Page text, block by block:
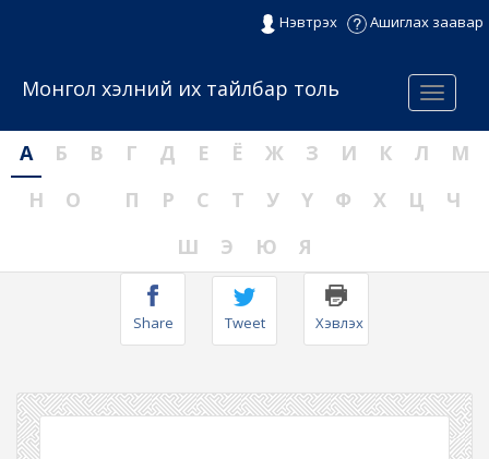
Нэвтрэх Ашиглах заавар
Menu
Монгол хэлний их тайлбар толь
А Б В Г Д Е Ё Ж З И К Л
М
Н
О П Р С Т У Ү Ф Х Ц
Ч
Ш
Э Ю Я
Share Tweet Хэвлэх